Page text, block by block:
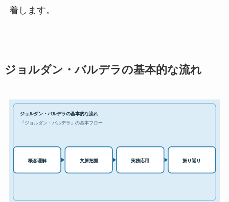
着します。
ジョルダン・バルデラの基本的な流れ
ジョルダン・バルデラの基本的な流れ
『ジョルダン・バルデラ』の基本フロー
概念理解 文脈把握 実務応用 振り返り